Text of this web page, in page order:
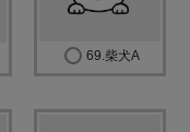
69.柴犬A